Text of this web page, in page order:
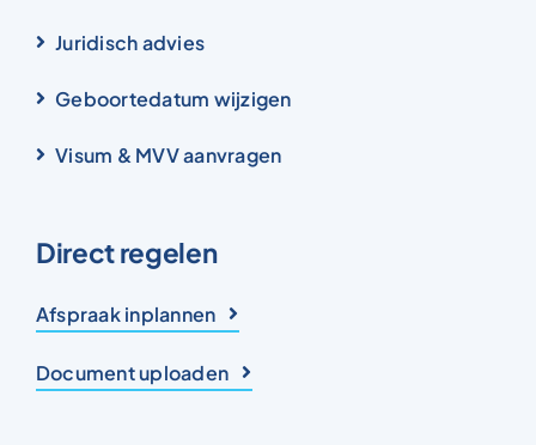
Juridisch advies
Geboortedatum wijzigen
Visum & MVV aanvragen
Direct regelen
Afspraak inplannen
Document uploaden